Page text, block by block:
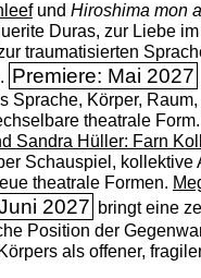
und Hiroshima mon
Duras, zur Liebe
traumatisierten
Premiere: Mai 2027
Sprache, Körper,
theatrale
Sandra Hüller: Farn
Schauspiel, kollektive
theatrale Formen.
2027 bringt eine
Position der
als offener,